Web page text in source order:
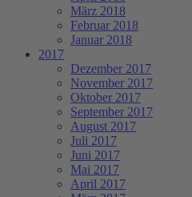
März 2018
Februar 2018
Januar 2018
2017
Dezember 2017
November 2017
Oktober 2017
September 2017
August 2017
Juli 2017
Juni 2017
Mai 2017
April 2017